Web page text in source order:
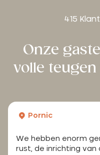
415
Onze
volle
Pornic
We hebben enorm
rust, de inrichting van